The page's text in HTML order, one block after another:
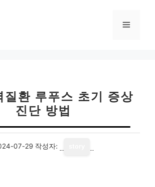
메
질환 루푸스 초기 증상
진단 방법
07-29 작성자: